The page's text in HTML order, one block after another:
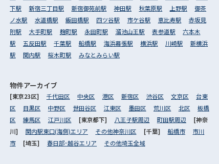
下駅
新宿三丁目駅 新宿御苑前駅 神田駅 秋葉原駅 上野駅
御茶
ノ水駅
水道橋駅 飯田橋駅 四ツ谷駅 市ケ谷駅 恵比寿駅
赤坂見
附駅
大手町駅 麹町駅 永田町駅 溜池山王駅 表参道駅
六本木
駅
五反田駅 千葉駅 船橋駅 海浜幕張駅 横浜駅 川崎駅
新横浜
駅
関内駅 桜木町駅 みなとみらい駅
物件アーカイブ
[東京23区] 千代田区 中央区 港区 新宿区 渋谷区 文京区
台東
区
目黒区 中野区 世田谷区 江東区 墨田区 荒川区 北区
板橋
区
練馬区 江戸川区 [東京都下] 八王子駅周辺 町田駅周辺
[神奈
川] 関内駅東口(海側)エリア その他神奈川区 [千葉] 船橋市
市川
市
[埼玉] 春日部･越谷エリア その他埼玉全域